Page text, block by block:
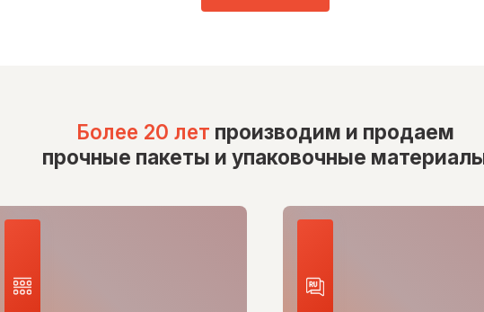
Более 20 лет производим и продаем
прочные пакеты и упаковочные